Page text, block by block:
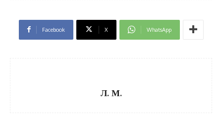
Facebook X WhatsApp
Л. М.